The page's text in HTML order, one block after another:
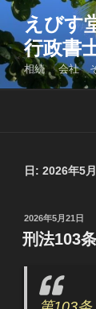
コ
ン
テ
ン
ツ
えびす
行政書
相続 会社 そ
日: 2026年5
投
稿
日:
2026年5月21日
刑法103